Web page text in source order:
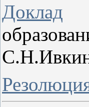
Доклад